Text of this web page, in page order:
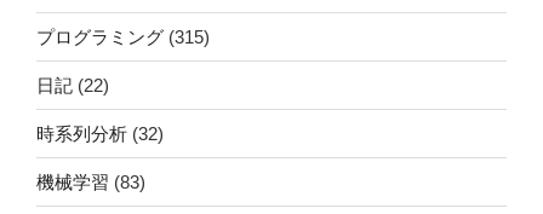
プログラミング (315)
日記 (22)
時系列分析 (32)
機械学習 (83)